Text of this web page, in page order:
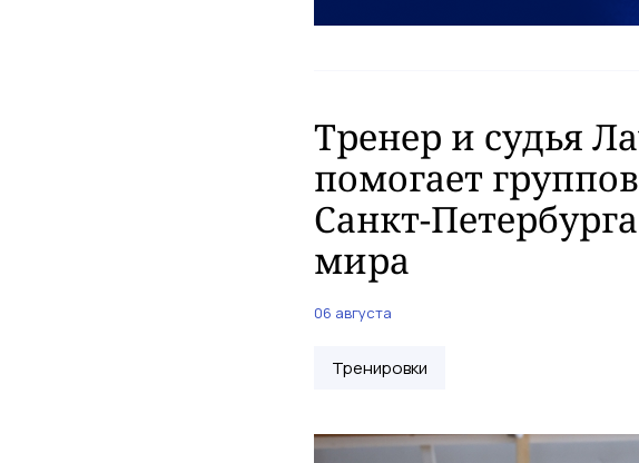
Тренер и судья
помогает
Санкт-
мира
06 августа
Тренировки